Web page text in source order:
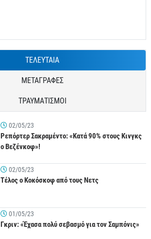
ΤΕΛΕΥΤΑΙΑ
ΜΕΤΑΓΡΑΦΕΣ
ΤΡΑΥΜΑΤΙΣΜΟΙ
02/05/23
Ρεπόρτερ Σακραμέντο: «Κατά 90% στους Κινγκς
ο Βεζένκοφ»!
02/05/23
Τέλος ο Κοκόσκοφ από τους Νετς
01/05/23
Γκριν: «Έχασα πολύ σεβασμό για τον Σαμπόνις»